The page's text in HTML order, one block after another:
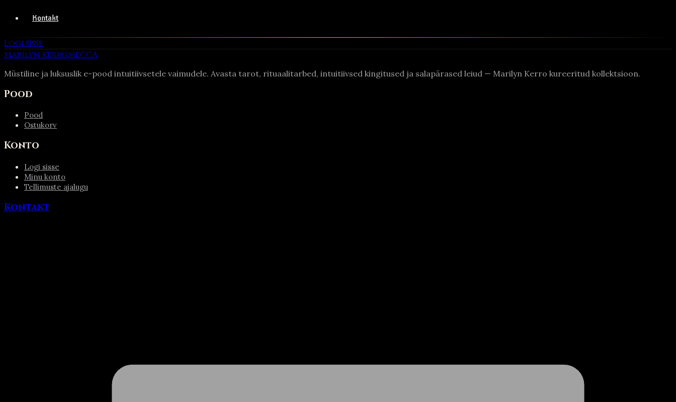
Kontakt
Logi sisse
Marilyn KerroMECCA
Müstiline ja luksuslik e-pood intuitiivsetele vaimudele. Avasta tarot, rituaalitarbed, intuitiivsed kingitused ja salapärased leiud — Marilyn Kerro kureeritud kollektsioon.
Pood
Pood
Ostukorv
Konto
Logi sisse
Minu konto
Tellimuste ajalugu
Kontakt